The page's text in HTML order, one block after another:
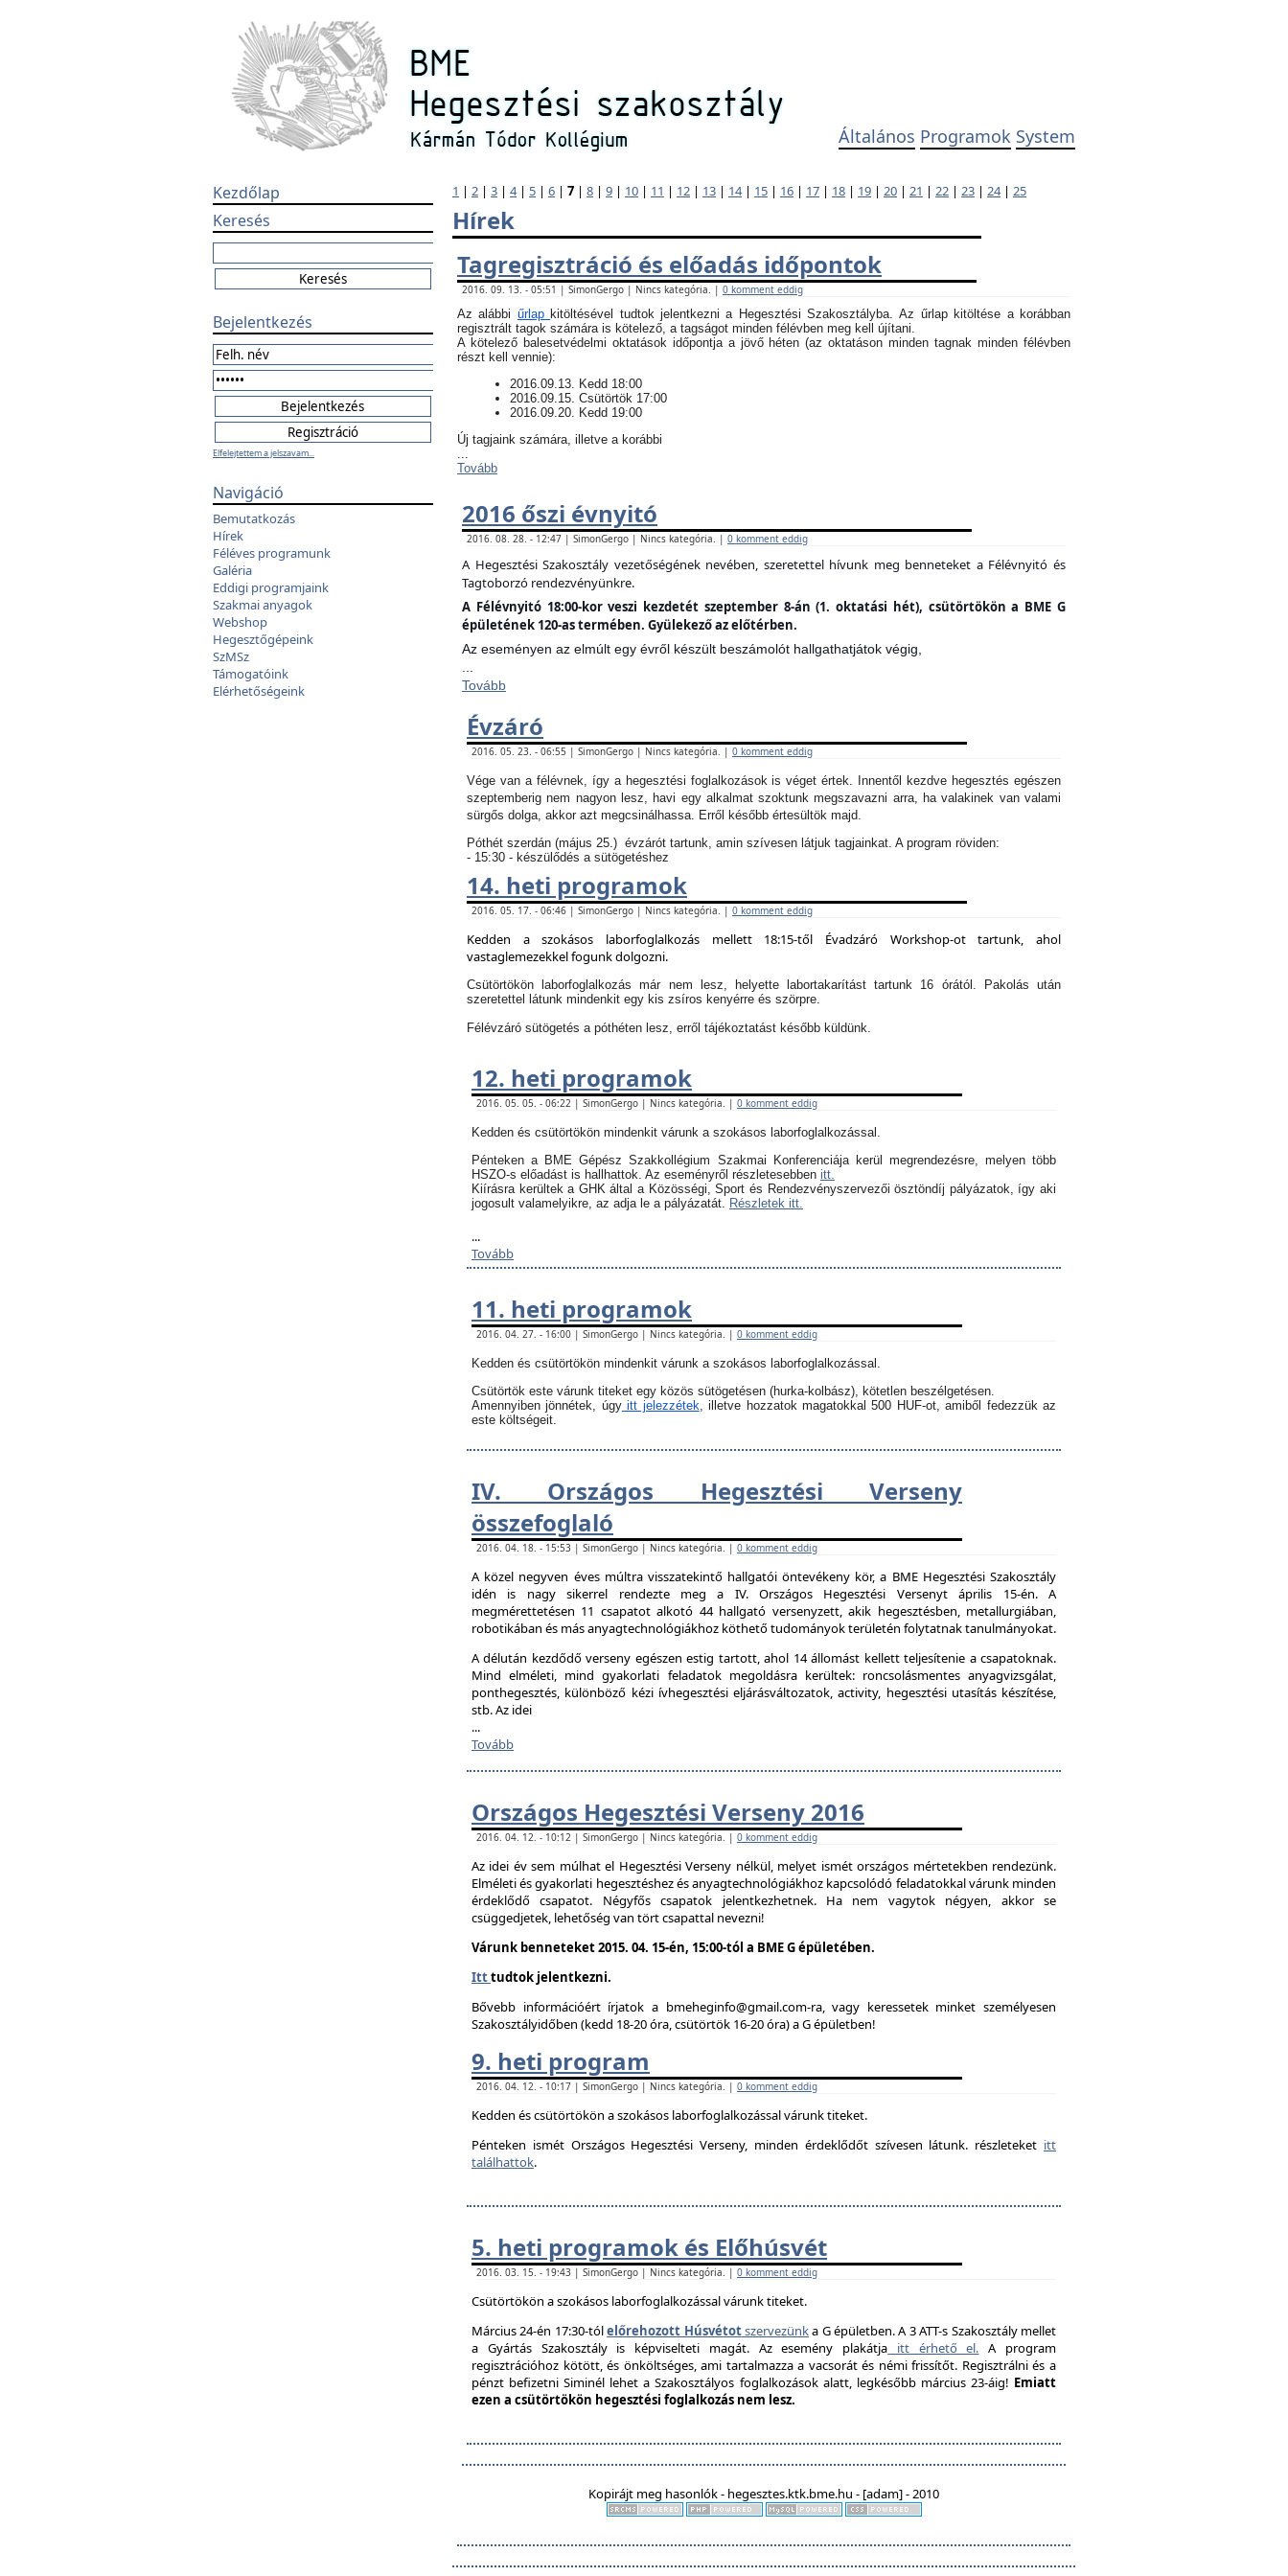
Általános Programok System
Kezdőlap
Keresés
Bejelentkezés
Elfelejtettem a jelszavam...
Navigáció
Bemutatkozás
Hírek
Féléves programunk
Galéria
Eddigi programjaink
Szakmai anyagok
Webshop
Hegesztőgépeink
SzMSz
Támogatóink
Elérhetőségeink
1 | 2 | 3 | 4| 5 | 6 | 7 | 8 | 9 | 10 | 11 | 12 | 13 | 14| 15 | 16 | 17 | 18 | 19 | 20 | 21 | 22 | 23 | 24| 25
Hírek
Tagregisztráció és előadás időpontok
2016. 09. 13. - 05:51 | SimonGergo | Nincs kategória. | 0 komment eddig
Az alábbi űrlap kitöltésével tudtok jelentkezni a Hegesztési Szakosztályba. Az űrlap kitöltése a korábban
regisztrált tagok számára is kötelező, a tagságot minden félévben meg kell újítani.
​A kötelező balesetvédelmi oktatások időpontja a jövő héten (az oktatáson minden tagnak minden félévben
részt kell vennie):
​2016.09.13. Kedd 18:00
2016.09.15. Csütörtök 17:00
2016.09.20. Kedd 19:00
Új tagjaink számára, illetve a korábbi
...
Tovább
2016 őszi évnyitó
2016. 08. 28. - 12:47 | SimonGergo | Nincs kategória. | 0 komment eddig
A Hegesztési Szakosztály vezetőségének nevében, szeretettel hívunk meg benneteket a Félévnyitó és
Tagtoborzó rendezvényünkre.
A Félévnyitó 18:00-kor veszi kezdetét szeptember 8-án (1. oktatási hét), csütörtökön a BME G
épületének 120-as termében. Gyülekező az előtérben.
Az eseményen az elmúlt egy évről készült beszámolót hallgathatjátok végig,
Tovább
Évzáró
2016. 05. 23. - 06:55 | SimonGergo | Nincs kategória. | 0 komment eddig
Vége van a félévnek, így a hegesztési foglalkozások is véget értek. Innentől kezdve hegesztés egészen
szeptemberig nem nagyon lesz, havi egy alkalmat szoktunk megszavazni arra, ha valakinek van valami
sürgős dolga, akkor azt megcsinálhassa. Erről később értesültök majd.
Póthét szerdán (május 25.) évzárót tartunk, amin szívesen látjuk tagjainkat. A program röviden:
- 15:30 - készülődés a sütögetéshez
14. heti programok
2016. 05. 17. - 06:46 | SimonGergo | Nincs kategória. | 0 komment eddig
Kedden a szokásos laborfoglalkozás mellett 18:15-től Évadzáró Workshop-ot tartunk, ahol
vastaglemezekkel fogunk dolgozni.
Csütörtökön laborfoglalkozás már nem lesz, helyette labortakarítást tartunk 16 órától. Pakolás után
szeretettel látunk mindenkit egy kis zsíros kenyérre és szörpre.
Félévzáró sütögetés a póthéten lesz, erről tájékoztatást később küldünk.
12. heti programok
2016. 05. 05. - 06:22 | SimonGergo | Nincs kategória. | 0 komment eddig
Kedden és csütörtökön mindenkit várunk a szokásos laborfoglalkozással.
Pénteken a BME Gépész Szakkollégium Szakmai Konferenciája kerül megrendezésre, melyen több
HSZO-s előadást is hallhattok. Az eseményről részletesebben itt.
Kiírásra kerültek a GHK által a Közösségi, Sport és Rendezvényszervezői ösztöndíj pályázatok, így aki
jogosult valamelyikre, az adja le a pályázatát. Részletek itt.
...
Tovább
11. heti programok
2016. 04. 27. - 16:00 | SimonGergo | Nincs kategória. | 0 komment eddig
Kedden és csütörtökön mindenkit várunk a szokásos laborfoglalkozással.
Csütörtök este várunk titeket egy közös sütögetésen (hurka-kolbász), kötetlen beszélgetésen.
Amennyiben jönnétek, úgyitt jelezzétek, illetve hozzatok magatokkal 500 HUF-ot, amiből fedezzük az
este költségeit.
IV. Országos Hegesztési Verseny
összefoglaló
2016. 04. 18. - 15:53 | SimonGergo | Nincs kategória. | 0 komment eddig
A közel negyven éves múltra visszatekintő hallgatói öntevékeny kör, a BME Hegesztési Szakosztály
idén is nagy sikerrel rendezte meg a IV. Országos Hegesztési Versenyt április 15-én. A
megmérettetésen 11 csapatot alkotó 44 hallgató versenyzett, akik hegesztésben, metallurgiában,
robotikában és más anyagtechnológiákhoz köthető tudományok területén folytatnak tanulmányokat.
A délután kezdődő verseny egészen estig tartott, ahol 14 állomást kellett teljesítenie a csapatoknak.
Mind elméleti, mind gyakorlati feladatok megoldásra kerültek: roncsolásmentes anyagvizsgálat,
ponthegesztés, különböző kézi ívhegesztési eljárásváltozatok, activity, hegesztési utasítás készítése,
stb. Az idei
...
Tovább
Országos Hegesztési Verseny 2016
2016. 04. 12. - 10:12 | SimonGergo | Nincs kategória. | 0 komment eddig
Az idei év sem múlhat el Hegesztési Verseny nélkül, melyet ismét országos mértetekben rendezünk.
Elméleti és gyakorlati hegesztéshez és anyagtechnológiákhoz kapcsolódó feladatokkal várunk minden
érdeklődő csapatot. Négyfős csapatok jelentkezhetnek. Ha nem vagytok négyen, akkor se
csüggedjetek, lehetőség van tört csapattal nevezni!
Várunk benneteket 2015. 04. 15-én, 15:00-tól a BME G épületében.
Itttudtok jelentkezni.
Bővebb információért írjatok a bmeheginfo@gmail.com-ra, vagy keressetek minket személyesen
Szakosztályidőben (kedd 18-20 óra, csütörtök 16-20 óra) a G épületben!
9. heti program
2016. 04. 12. - 10:17 | SimonGergo | Nincs kategória. | 0 komment eddig
Kedden és csütörtökön a szokásos laborfoglalkozással várunk titeket.
Pénteken ismét Országos Hegesztési Verseny, minden érdeklődőt szívesen látunk. részleteket itt
találhattok.
5. heti programok és Előhúsvét
2016. 03. 15. - 19:43 | SimonGergo | Nincs kategória. | 0 komment eddig
Csütörtökön a szokásos laborfoglalkozással várunk titeket.
Március 24-én 17:30-tólelőrehozott Húsvétotszervezünka G épületben. A 3 ATT-s Szakosztály mellet
a Gyártás Szakosztály is képviselteti magát. Az esemény plakátja itt érhető el. A program
regisztrációhoz kötött, és önköltséges, ami tartalmazza a vacsorát és némi frissítőt. Regisztrálni és a
pénzt befizetni Siminél lehet a Szakosztályos foglalkozások alatt, legkésőbb március 23-áig! Emiatt
ezen a csütörtökön hegesztési foglalkozás nem lesz.
Kopirájt meg hasonlók - hegesztes.ktk.bme.hu - [adam] - 2010